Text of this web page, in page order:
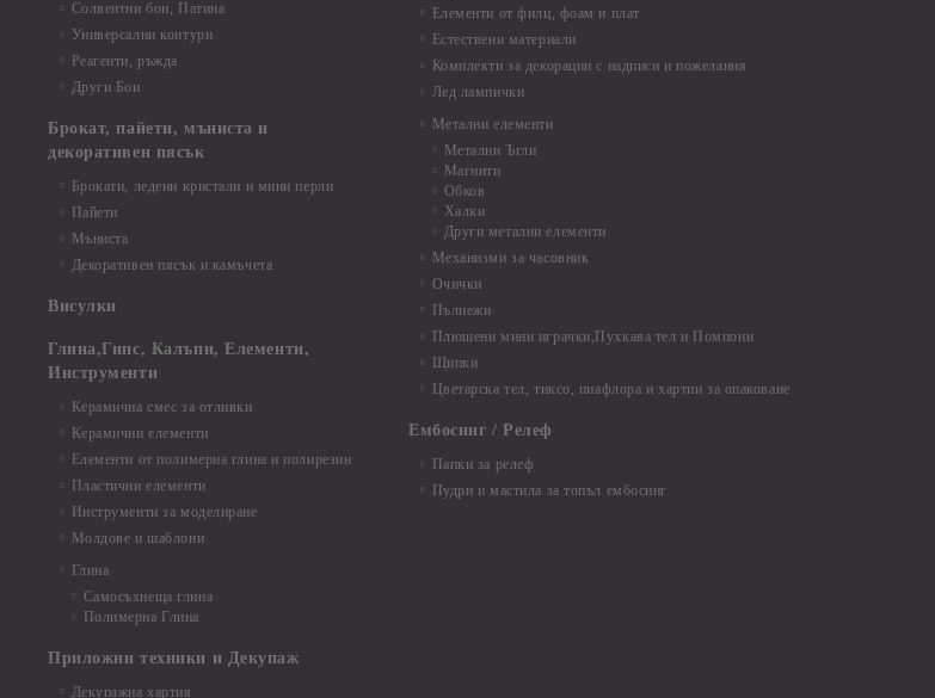
Солвентни бои, Патина
Универсални контури
Реагенти, ръжда
Други Бои
Брокат, пайети, мъниста и
декоративен пясък
Брокати, ледени кристали и мини перли
Пайети
Мъниста
Декоративен пясък и камъчета
Висулки
Глина,Гипс, Калъпи, Елементи,
Инструменти
Керамична смес за отливки
Керамични елементи
Елементи от полимерна глина и полирезин
Пластични елементи
Инструменти за моделиране
Молдове и шаблони
Глина
Самосъхнеща глина
Полимерна Глина
Приложни техники и Декупаж
Декупажна хартия
Елементи от филц, фоам и плат
Естествени материали
Комплекти за декорации с надписи и пожелания
Лед лампички
Метални елементи
Метални Ъгли
Магнити
Обков
Халки
Други метални елементи
Механизми за часовник
Очички
Пълнежи
Плюшени мини играчки,Пухкава тел и Помпони
Щипки
Цветарска тел, тиксо, пиафлора и хартии за опаковане
Ембосинг / Релеф
Папки за релеф
Пудри и мастила за топъл ембосинг